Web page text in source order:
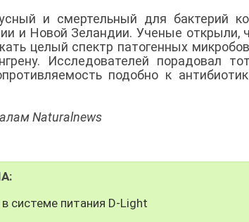
и смертельный для бактерий
и Новой Зеландии. Ученые открыли,
целый спектр патогенных
Исследователей порадовал
подобно к
Naturalnews
системе питания D-Light